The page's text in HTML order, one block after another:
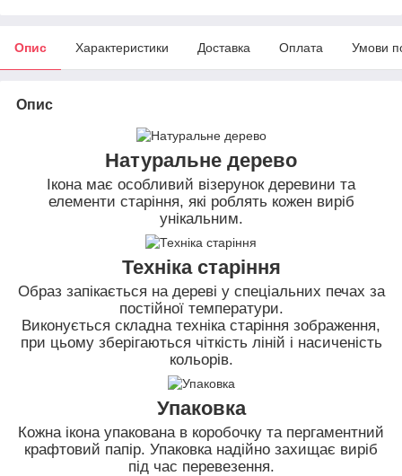
Опис Характеристики Доставка Оплата Умови
Опис
Натуральне дерево
Ікона має особливий візерунок деревини та
елементи старіння, які роблять кожен виріб
унікальним.
Техніка старіння
Образ запікається на дереві у спеціальних печах за
постійної температури.
Виконується складна техніка старіння зображення,
при цьому зберігаються чіткість ліній і насиченість
кольорів.
Упаковка
Кожна ікона упакована в коробочку та пергаментний
крафтовий папір. Упаковка надійно захищає виріб
під час перевезення.